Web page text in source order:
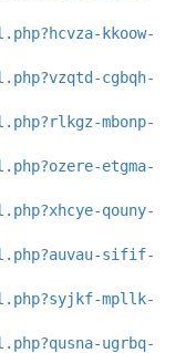
kkoow-
cgbqh-
mbonp-
etgma-
qouny-
sifif-
mpllk-
ugrbq-